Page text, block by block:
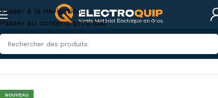
Passer à la navigation
Passer au contenu principal
Accueil/Accessoires et outillage/accessoires-tunisie
NOUVEAU